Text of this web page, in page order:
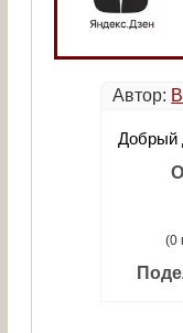
Автор:
Добрый
(0